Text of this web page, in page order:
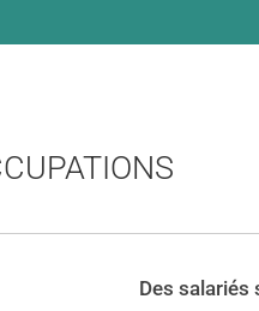
Des salariés